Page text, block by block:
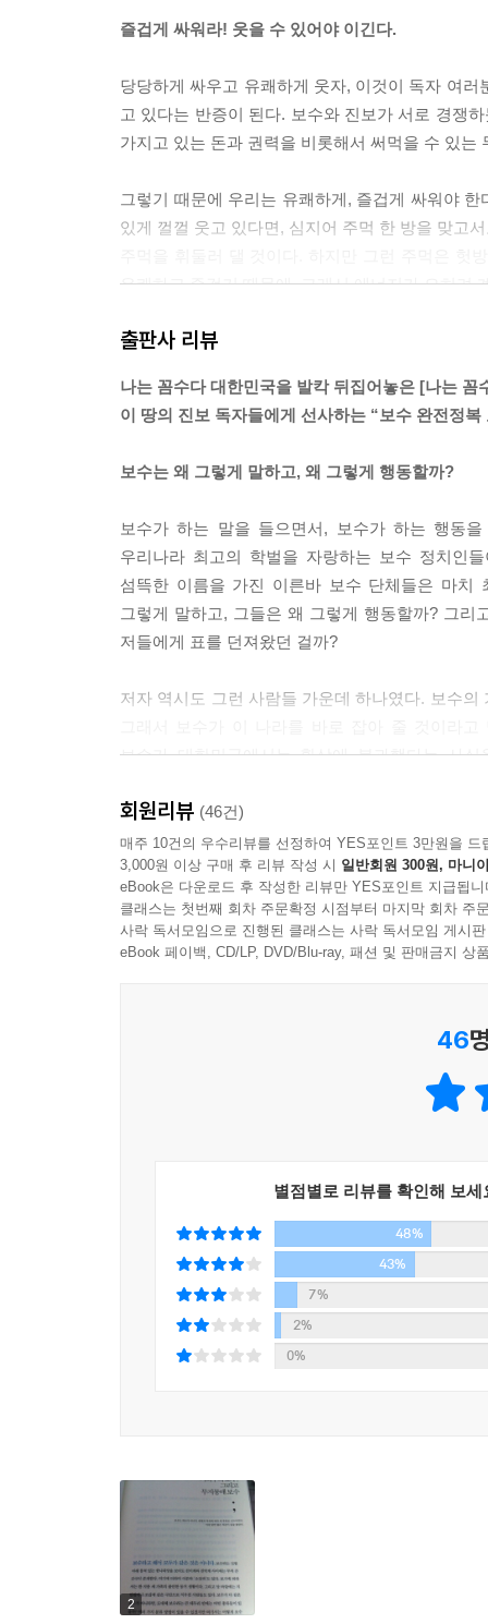
즐겁게 싸워라! 웃을 수 있어야 이긴다.
당당하게 싸우고 유쾌하게 웃자, 이것이 독자 여
고 있다는 반증이 된다. 보수와 진보가 서로 경쟁
가지고 있는 돈과 권력을 비롯해서 써먹을 수 있는
그렇기 때문에 우리는 유쾌하게, 즐겁게 싸워야
있게 껄껄 웃고 있다면, 심지어 주먹 한 방을 맞고
유쾌하고 즐겁기 때문에, 그래서 에너지가 오히려
[나는 꼼수다]를 많은 사람들이 사랑해 주는 이유
탄압과 장악으로 방송도 신문도 할 말 하기 힘든
유쾌함이야말로 이 방송이 가진 가장 큰 힘이라고
이 책은 여러분들이 다른 사람들을 유쾌하게 만
걷게 되는 이유를 알아야 한다. ‘이거 아무리 해도
길 거야’라고 믿는다면 유쾌해질 수 있다.
블로그에서, 트위터에서, 그리고 광장에서, 나는
명박 정권은 농담을 이해하지 못한다. 웃음이 없
있는 사람들에게 자신 있게 여러분의 생각을 전해
--- 본문 중에서
출판사 리뷰
나는 꼼수다 대한민국을 발칵 뒤집어놓은 [나는 꼼
이 땅의 진보 독자들에게 선사하는 “보수 완전정복
보수는 왜 그렇게 말하고, 왜 그렇게 행동할까?
보수가 하는 말을 들으면서, 보수가 하는 행동
우리나라 최고의 학벌을 자랑하는 보수 정치인
섬뜩한 이름을 가진 이른바 보수 단체들은 마치
그렇게 말하고, 그들은 왜 그렇게 행동할까? 그
저들에게 표를 던져왔던 걸까?
저자 역시도 그런 사람들 가운데 하나였다. 보수
보수가 대한민국에서는 환상에 불과했다는 사
말한다.
‘보수를 팝니다’의 두 가지 의미
‘보수를 팝니다’란 말에는 두 가지 뜻이 있다. 하
(애니콜)도 아니고 농심 새우깡도 아니다. 사실
‘보수를 팝니다’의 또 한 가지 뜻은, ‘파들어 간다
격돌하기도 하면서 맺어지는 관계가 커다란 보
팝니다’의 두 번째 의미다.
보수, 알아야 이긴다
보수를 이기고, 보수를 극복하기 위해서는 보수
이어지는 2012년은 자기 덫에 자기가 걸려 버린
떨어져서 얼굴만 더러워지거나, 딱딱한 땡감이
진보 진영의 대박으로 이어지지는 않는다는 얘
회원리뷰 (46건)
매주 10건의 우수리뷰를 선정하여 YES포인트 3만원을 드
3,000원 이상 구매 후 리뷰 작성 시 일반회원 300원, 마니
eBook은 다운로드 후 작성한 리뷰만 YES포인트 지급됩니
클래스는 첫번째 회차 주문확정 시점부터 마지막 회차 주
사락 독서모임으로 진행된 클래스는 사락 독서모임 게시
eBook 페이백, CD/LP, DVD/Blu-ray, 패션 및 판매금지 상
46
별점별로 리뷰를 확인해 보세
48%
43%
7%
2%
0%
2